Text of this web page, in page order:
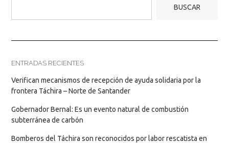
BUSCAR
ENTRADAS RECIENTES
Verifican mecanismos de recepción de ayuda solidaria por la
frontera Táchira – Norte de Santander
Gobernador Bernal: Es un evento natural de combustión
subterránea de carbón
Bomberos del Táchira son reconocidos por labor rescatista en